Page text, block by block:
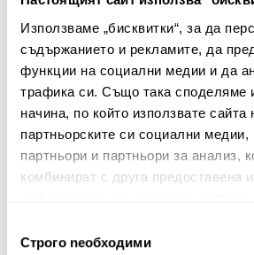
Използваме „бисквитки“, за да
съдържанието и рекламите, да
функции на социални медии и да
трафика си. Също така споделяме
начина, по който използвате сайта
партньорските си социални медии,
партньори и партньори за анализ,
комбинират с друга предоставена
наСтрого nеобходими
Няма мнения за този продукт.
Споделете Вашето
Име